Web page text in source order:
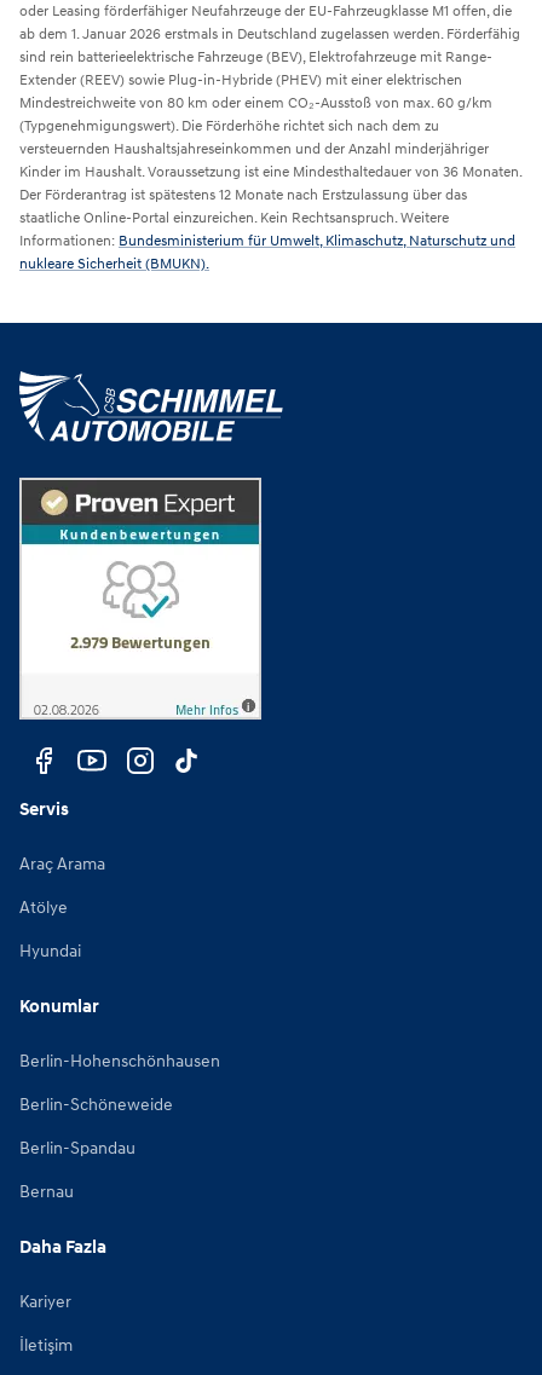
oder Leasing förderfähiger Neufahrzeuge der EU-Fahrzeugklasse M1 offen, die
ab dem 1. Januar 2026 erstmals in Deutschland zugelassen werden. Förderfähig
sind rein batterieelektrische Fahrzeuge (BEV), Elektrofahrzeuge mit Range-
Extender (REEV) sowie Plug-in-Hybride (PHEV) mit einer elektrischen
Mindestreichweite von 80 km oder einem CO₂-Ausstoß von max. 60 g/km
(Typgenehmigungswert). Die Förderhöhe richtet sich nach dem zu
versteuernden Haushaltsjahreseinkommen und der Anzahl minderjähriger
Kinder im Haushalt. Voraussetzung ist eine Mindesthaltedauer von 36 Monaten.
Der Förderantrag ist spätestens 12 Monate nach Erstzulassung über das
staatliche Online-Portal einzureichen. Kein Rechtsanspruch. Weitere
Informationen: Bundesministerium für Umwelt, Klimaschutz, Naturschutz und
nukleare Sicherheit (BMUKN).
Servis
Araç Arama
Atölye
Hyundai
Konumlar
Berlin-Hohenschönhausen
Berlin-Schöneweide
Berlin-Spandau
Bernau
Daha Fazla
Kariyer
İletişim